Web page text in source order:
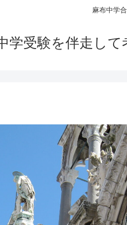
麻布中学
学受験を伴走し